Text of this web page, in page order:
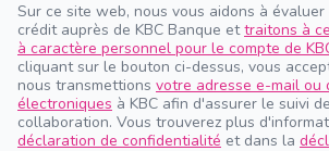
Sur ce site web, nous vous aidons à
crédit auprès de KBC Banque ettraitons à
à caractère personnel pour le compte de
cliquant sur le bouton ci-dessus, vous
nous transmettions votre adresse e-mail ou
électroniques à KBC afin d'assurer le suivi
collaboration. Vous trouverez plus
déclaration de confidentialité et dans la